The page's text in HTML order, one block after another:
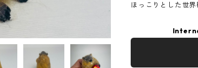
ほっこりとした世界